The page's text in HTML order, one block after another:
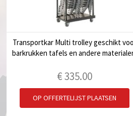
Transportkar Multi trolley geschikt
barkrukken tafels en andere
€335.00
OP OFFERTELIJST PLAATSEN